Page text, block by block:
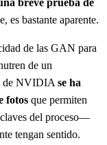
breve prueba de
es bastante aparente.
de las GAN para
de un
de NVIDIA se ha
fotos que permiten
del proceso—
tengan sentido.